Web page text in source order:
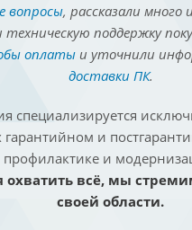
вопросы, рассказали много
поддержку
оплатыи уточнили
доставки ПК.
специализируется
и
профилактике и
охватить всё, мы
своей области.